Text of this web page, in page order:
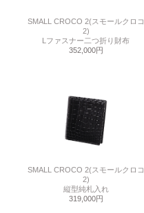
SMALL CROCO 2(スモールクロコ
2)
Lファスナー二つ折り財布
352,000円
SMALL CROCO 2(スモールクロコ
2)
縦型純札入れ
319,000円